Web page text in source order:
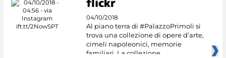
04/10/2018
Al piano terra di #PalazzoPrimoli si
trova una collezione di opere d’arte,
cimeli napoleonici, memorie
familiari. La collezione